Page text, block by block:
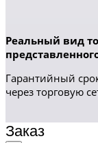
Реальный вид
Гарантийный
через торговую
Заказ